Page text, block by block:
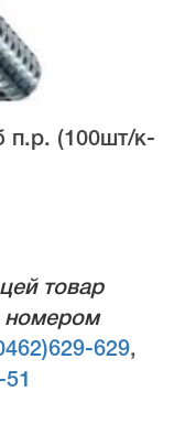
п.р. (100шт/к-
товар
номером
629,